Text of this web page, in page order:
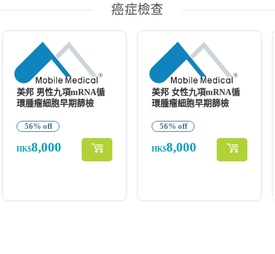
癌症檢查
美邦 男性九項mRNA循
環腫瘤細胞早期篩檢
56% off
HK$8,000
美邦 女性九項mRNA循
環腫瘤細胞早期篩檢
56% off
HK$8,000